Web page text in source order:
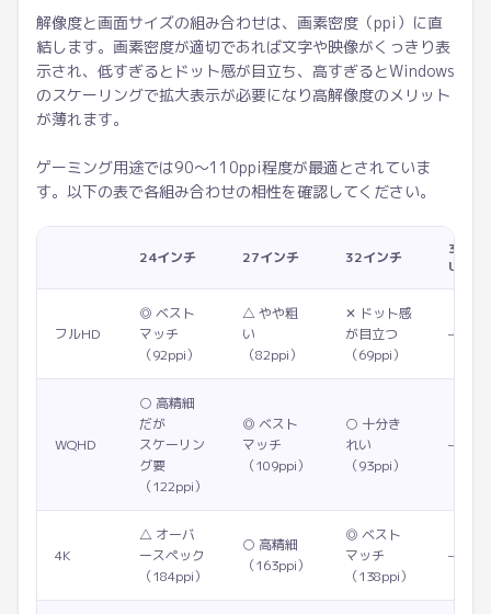
解像度と画面サイズの組み合わせは、画素密度（ppi）に直
結します。画素密度が適切であれば文字や映像がくっきり表
示され、低すぎるとドット感が目立ち、高すぎるとWindows
のスケーリングで拡大表示が必要になり高解像度のメリット
が薄れます。
ゲーミング用途では90〜110ppi程度が最適とされていま
す。以下の表で各組み合わせの相性を確認してください。
24インチ 27インチ 32インチ
34イ
UW
フルHD
◎ ベスト
マッチ
（92ppi）
△ やや粗
い
（82ppi）
✕ ドット感
が目立つ
（69ppi）
—
WQHD
○ 高精細
だが
スケーリン
グ要
（122ppi）
◎ ベスト
マッチ
（109ppi）
○ 十分き
れい
（93ppi）
—
4K
△ オーバ
ースペック
（184ppi）
○ 高精細
（163ppi）
◎ ベスト
マッチ
（138ppi）
—